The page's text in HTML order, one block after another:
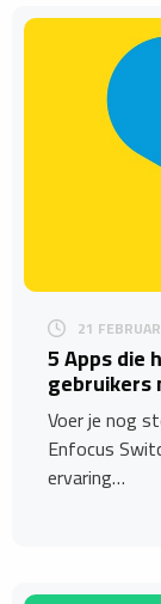
21
5 Apps die
gebruikers
Voer je nog
Enfocus
ervaring…